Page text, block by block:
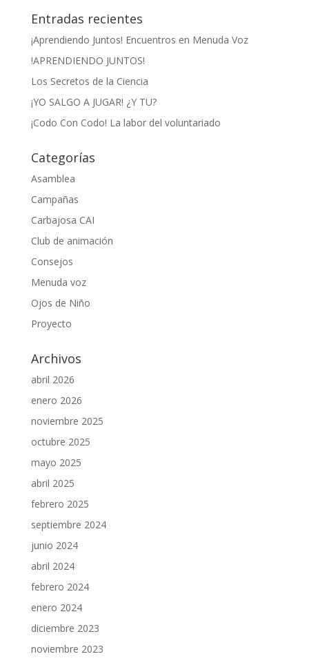
Entradas recientes
¡Aprendiendo Juntos! Encuentros en Menuda Voz
!APRENDIENDO JUNTOS!
Los Secretos de la Ciencia
¡YO SALGO A JUGAR! ¿Y TU?
¡Codo Con Codo! La labor del voluntariado
Categorías
Asamblea
Campañas
Carbajosa CAI
Club de animación
Consejos
Menuda voz
Ojos de Niño
Proyecto
Archivos
abril 2026
enero 2026
noviembre 2025
octubre 2025
mayo 2025
abril 2025
febrero 2025
septiembre 2024
junio 2024
abril 2024
febrero 2024
enero 2024
diciembre 2023
noviembre 2023